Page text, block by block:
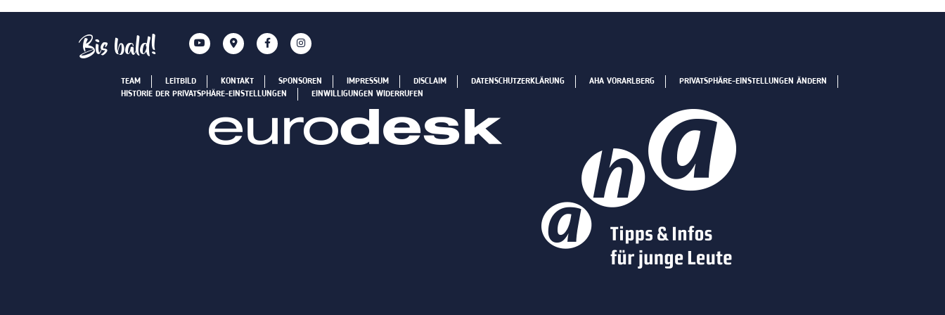
Bis bald!
TEAM LEITBILD KONTAKT SPONSOREN IMPRESSUM DISCLAIM DATENSCHUTZERKLÄRUNG AHA VORARLBERG
PRIVATSPHÄRE-EINSTELLUNGEN ÄNDERN
HISTORIE DER PRIVATSPHÄRE-EINSTELLUNGEN
EINWILLIGUNGEN WIDERRUFEN